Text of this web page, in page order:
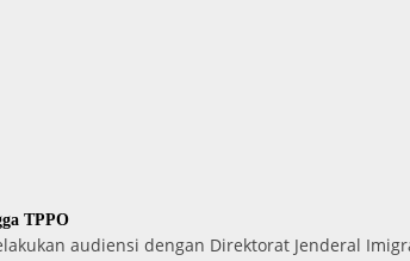
TPPO
audiensi dengan Direktorat Jenderal